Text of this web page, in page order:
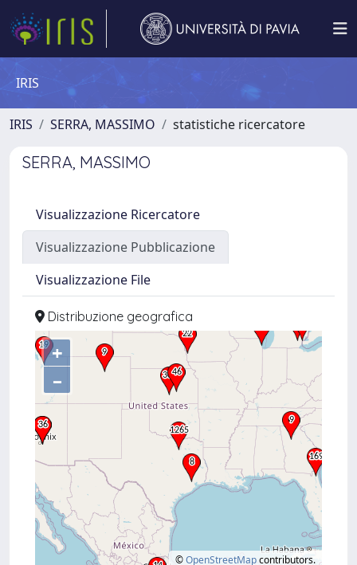
IRIS
IRIS SERRA, MASSIMO statistiche ricercatore
SERRA, MASSIMO
Visualizzazione Ricercatore
Visualizzazione Pubblicazione
Visualizzazione File
Distribuzione geografica
+
–
©OpenStreetMapcontributors.